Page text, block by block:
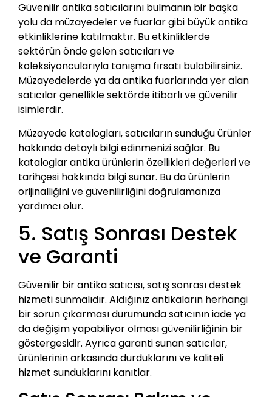
Güvenilir antika satıcılarını bulmanın bir başka
yolu da müzayedeler ve fuarlar gibi büyük antika
etkinliklerine katılmaktır. Bu etkinliklerde
sektörün önde gelen satıcıları ve
koleksiyoncularıyla tanışma fırsatı bulabilirsiniz.
Müzayedelerde ya da antika fuarlarında yer alan
satıcılar genellikle sektörde itibarlı ve güvenilir
isimlerdir.
Müzayede katalogları, satıcıların sunduğu ürünler
hakkında detaylı bilgi edinmenizi sağlar. Bu
kataloglar antika ürünlerin özellikleri değerleri ve
tarihçesi hakkında bilgi sunar. Bu da ürünlerin
orijinalliğini ve güvenilirliğini doğrulamanıza
yardımcı olur.
5. Satış Sonrası Destek
ve Garanti
Güvenilir bir antika satıcısı, satış sonrası destek
hizmeti sunmalıdır. Aldığınız antikaların herhangi
bir sorun çıkarması durumunda satıcının iade ya
da değişim yapabiliyor olması güvenilirliğinin bir
göstergesidir. Ayrıca garanti sunan satıcılar,
ürünlerinin arkasında durduklarını ve kaliteli
hizmet sunduklarını kanıtlar.